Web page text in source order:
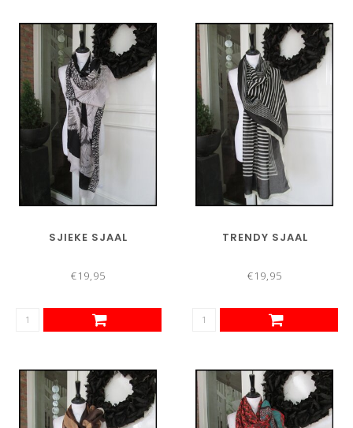
SJIEKE SJAAL
€19,95
TRENDY SJAAL
€19,95